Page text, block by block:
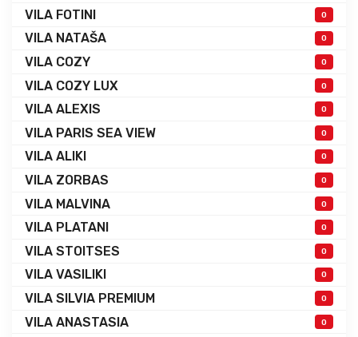
VILA FOTINI 0
VILA NATAŠA 0
VILA COZY 0
VILA COZY LUX 0
VILA ALEXIS 0
VILA PARIS SEA VIEW 0
VILA ALIKI 0
VILA ZORBAS 0
VILA MALVINA 0
VILA PLATANI 0
VILA STOITSES 0
VILA VASILIKI 0
VILA SILVIA PREMIUM 0
VILA ANASTASIA 0